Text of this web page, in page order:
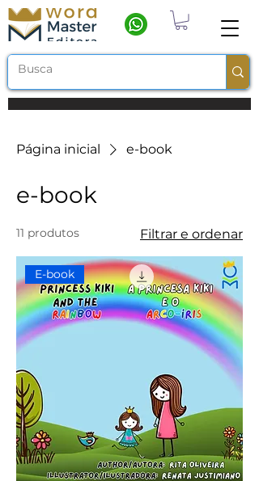
Página inicial e-book
e-book
11 produtos Filtrar e ordenar
E-book